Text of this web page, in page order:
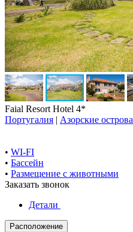
Faial Resort Hotel 4*
Португалия | Азорские острова
• WI-FI
• Бассейн
• Размещение с животными
Заказать звонок
Детали
Расположение